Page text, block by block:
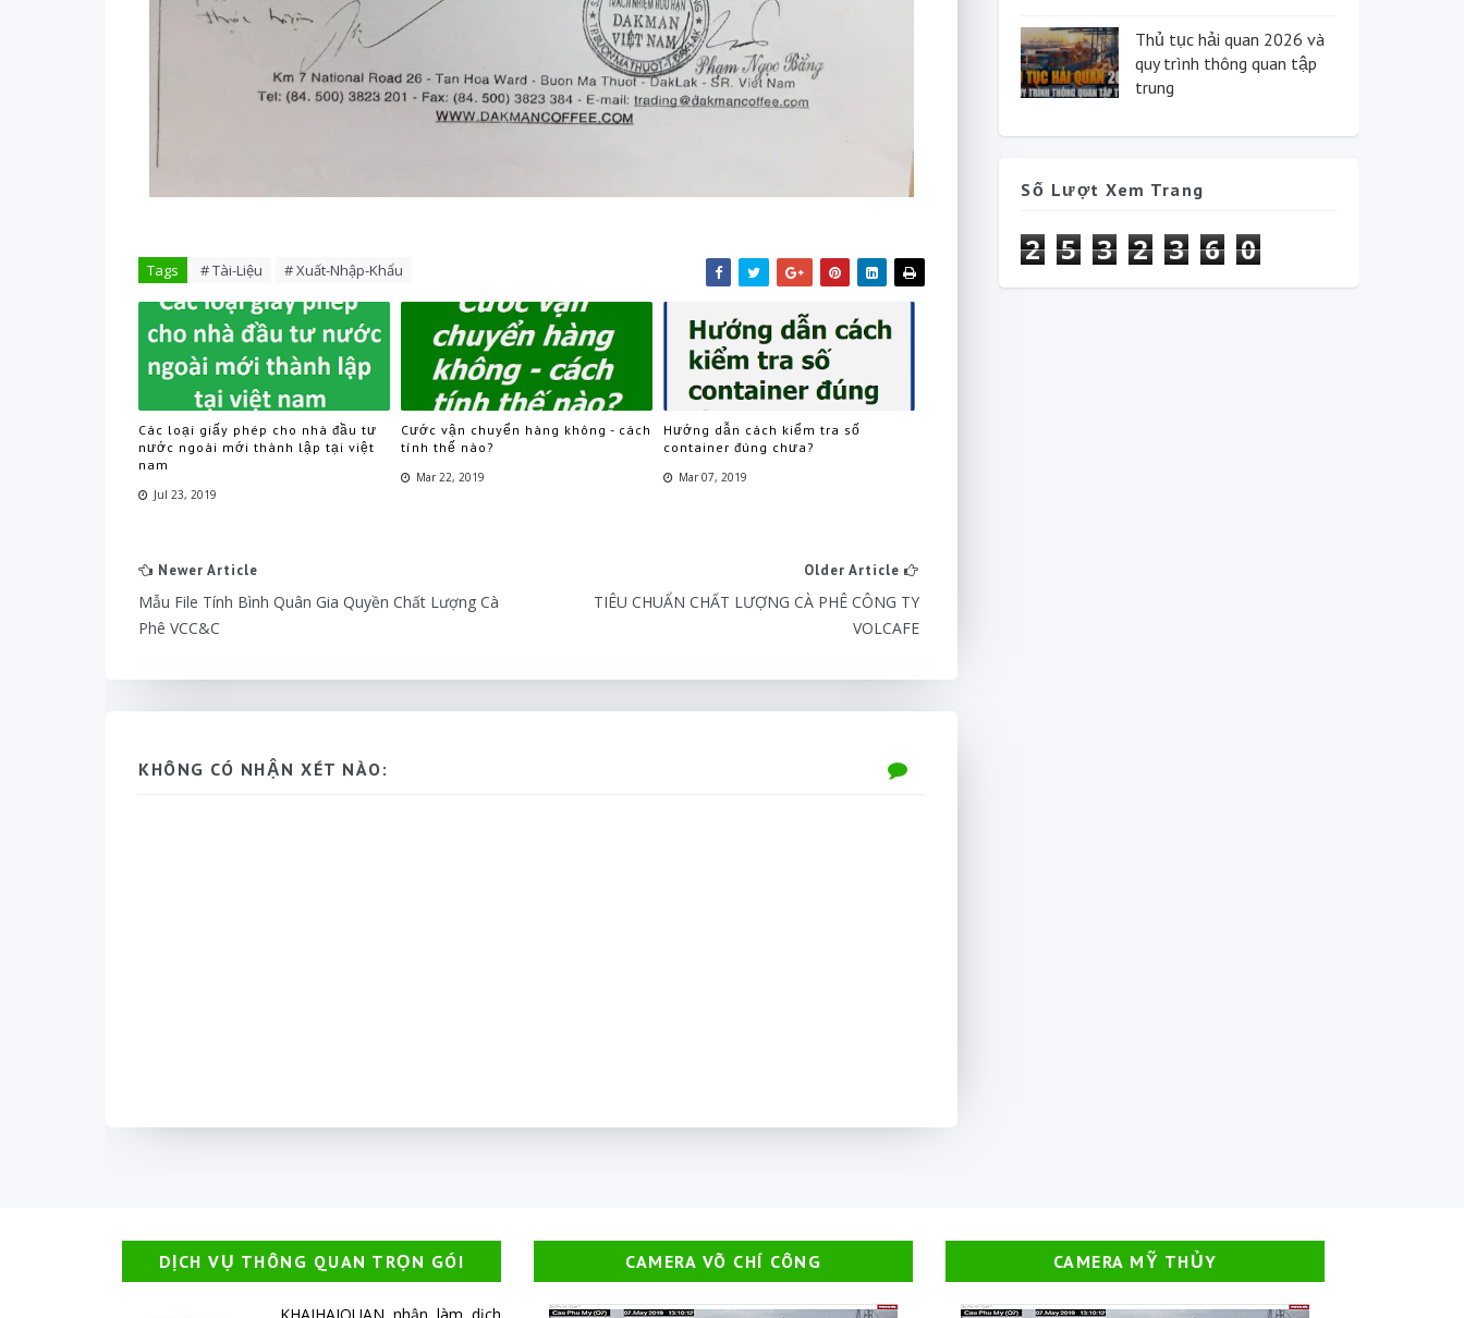
Tags # Tài-Liệu # Xuất-Nhập-Khẩu
Các loại giấy phép cho nhà đầu tư
nước ngoài mới thành lập tại việt
nam
Jul 23, 2019
Cước vận chuyển hàng không - cách
tính thế nào?
Mar 22, 2019
Hướng dẫn cách kiểm tra số
container đúng chưa?
Mar 07, 2019
Newer Article
Mẫu File Tính Bình Quân Gia Quyền Chất Lượng Cà
Phê VCC&C
Older Article
TIÊU CHUẨN CHẤT LƯỢNG CÀ PHÊ CÔNG TY
VOLCAFE
KHÔNG CÓ NHẬN XÉT NÀO:
Thủ tục hải quan 2026 và
quy trình thông quan tập
trung
Số Lượt Xem Trang
2 5 3 2 3 6 0
DỊCH VỤ THÔNG QUAN TRỌN GÓI CAMERA VÕ CHÍ CÔNG CAMERA MỸ THỦY